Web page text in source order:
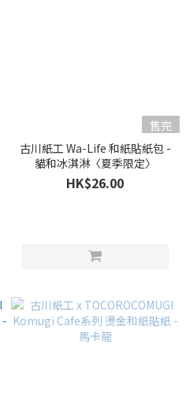
售完
古川紙工 Wa-Life 和紙貼紙包 -
貓和冰淇淋〈夏季限定〉
HK$26.00